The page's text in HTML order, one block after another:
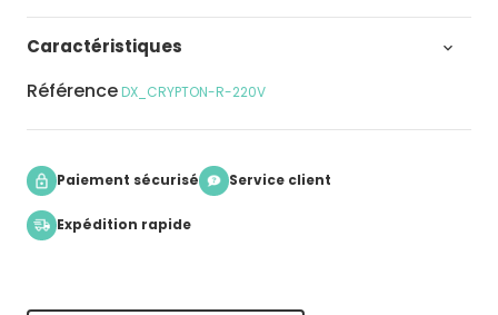
Caractéristiques 
Référence DX_CRYPTON-R-220V
Paiement sécurisé Service client
Expédition rapide